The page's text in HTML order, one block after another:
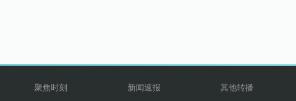
聚焦时刻 新闻速报 其他转播